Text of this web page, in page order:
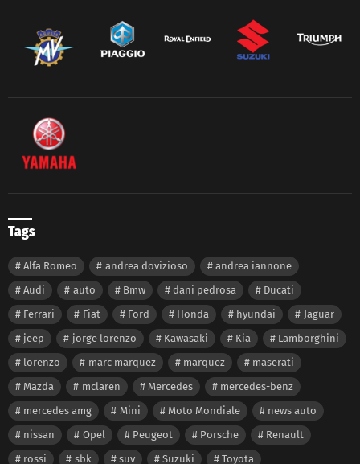
Tags
Alfa Romeo andrea dovizioso
andrea iannone
Audi
auto Bmw dani pedrosa
Ducati
Ferrari
Fiat Ford Honda hyundai
Jaguar
jeep
jorge lorenzo Kawasaki Kia
Lamborghini
lorenzo
marc marquez marquez
maserati
Mazda
mclaren Mercedes
mercedes-benz
mercedes amg
Mini Moto Mondiale
news auto
nissan
Opel Peugeot Porsche
Renault
rossi
sbk suv Suzuki
Toyota